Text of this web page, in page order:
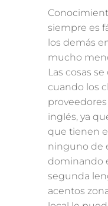
siempre es
los demás
mucho
Las cosas
cuando los
inglés, ya
que tienen
ninguno de
dominando
segunda
acentos